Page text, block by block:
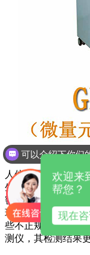
人体微量元素测定
生化法、电化学分
密度、可靠性和可
现有检测方法并不
些不正规的检测仪
测仪，其检测结果
欢迎来
帮您？
现在